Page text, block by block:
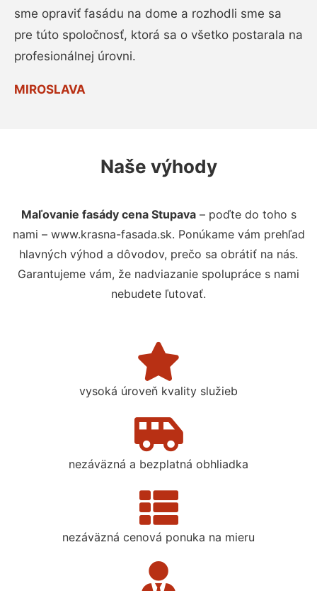
sme opraviť fasádu na dome a rozhodli sme sa
pre túto spoločnosť, ktorá sa o všetko postarala na
profesionálnej úrovni.
MIROSLAVA
Naše výhody
Maľovanie fasády cena Stupava– poďte do toho s
nami – www.krasna-fasada.sk. Ponúkame vám prehľad
hlavných výhod a dôvodov, prečo sa obrátiť na nás.
Garantujeme vám, že nadviazanie spolupráce s nami
nebudete ľutovať.
vysoká úroveň kvality služieb
nezáväzná a bezplatná obhliadka
nezáväzná cenová ponuka na mieru